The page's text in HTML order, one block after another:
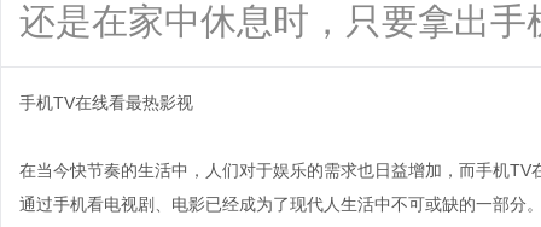
还是在家中休息时，只要拿出手
手机TV在线看最热影视
在当今快节奏的生活中，人们对于娱乐的需求也日益增加，而手机
通过手机看电视剧、电影已经成为了现代人生活中不可或缺的一部